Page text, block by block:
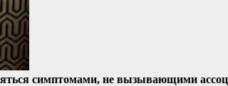
симптомами, не вызывающими